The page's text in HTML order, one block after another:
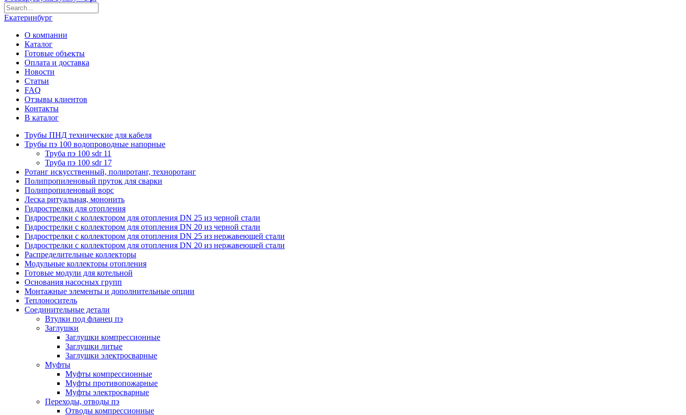
Екатеринбург
О компании
Каталог
Готовые объекты
Оплата и доставка
Новости
Статьи
FAQ
Отзывы клиентов
Контакты
В каталог
Трубы ПНД технические для кабеля
Трубы пэ 100 водопроводные напорные
Труба пэ 100 sdr 11
Труба пэ 100 sdr 17
Ротанг искусственный, полиротанг, техноротанг
Полипропиленовый пруток для сварки
Полипропиленовый ворс
Леска ритуальная, мононить
Гидрострелки для отопления
Гидрострелки с коллектором для отопления DN 25 из черной стали
Гидрострелки с коллектором для отопления DN 20 из черной стали
Гидрострелки с коллектором для отопления DN 25 из нержавеющей стали
Гидрострелки с коллектором для отопления DN 20 из нержавеющей стали
Распределительные коллекторы
Модульные коллекторы отопления
Готовые модули для котельной
Основания насосных групп
Монтажные элементы и дополнительные опции
Теплоноситель
Соединительные детали
Втулки под фланец пэ
Заглушки
Заглушки компрессионные
Заглушки литые
Заглушки электросварные
Муфты
Муфты компрессионные
Муфты противопожарные
Муфты электросварные
Переходы, отводы пэ
Отводы компрессионные